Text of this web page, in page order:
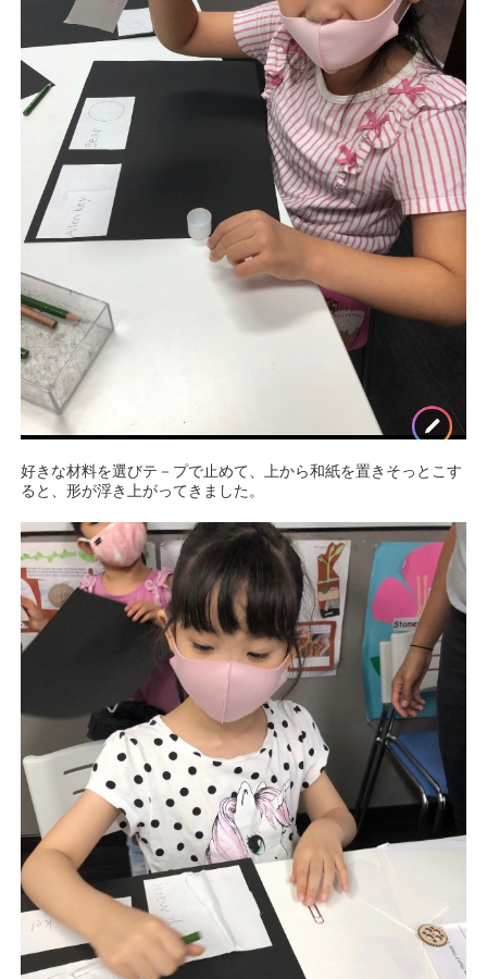
好きな材料を選びテ－プで止めて、上から和紙を置きそっとこす
ると、形が浮き上がってきました。